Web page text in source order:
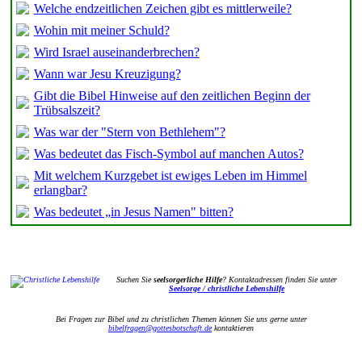
Welche endzeitlichen Zeichen gibt es mittlerweile?
Wohin mit meiner Schuld?
Wird Israel auseinanderbrechen?
Wann war Jesu Kreuzigung?
Gibt die Bibel Hinweise auf den zeitlichen Beginn der
Trübsalszeit?
Was war der "Stern von Bethlehem"?
Was bedeutet das Fisch-Symbol auf manchen Autos?
Mit welchem Kurzgebet ist ewiges Leben im Himmel
erlangbar?
Was bedeutet „in Jesus Namen" bitten?
Suchen Sieseelsorgerliche Hilfe? Kontaktadressen finden Sie unter
Seelsorge / christliche Lebenshilfe
Bei Fragen zur Bibel und zu christlichen Themen können Sie uns gerne unter
bibelfragen@gottesbotschaft.dekontaktieren